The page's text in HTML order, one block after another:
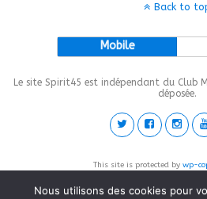
Back to
Mobile
Le site Spirit45 est indépendant du Club
déposée.
This site is protected by wp-
Nous utilisons des cookies pour